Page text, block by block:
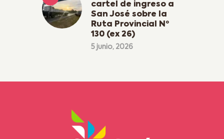
cartel de ingreso a
San José sobre la
Ruta Provincial Nº
130 (ex 26)
5 junio, 2026